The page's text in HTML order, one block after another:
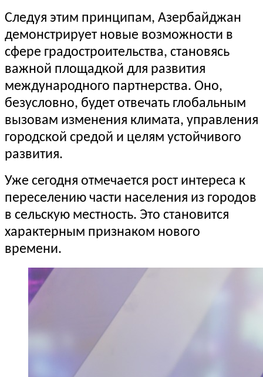
Следуя этим принципам, Азербайджан
демонстрирует новые возможности в
сфере градостроительства, становясь
важной площадкой для развития
международного партнерства. Оно,
безусловно, будет отвечать глобальным
вызовам изменения климата, управления
городской средой и целям устойчивого
развития.
Уже сегодня отмечается рост интереса к
переселению части населения из городов
в сельскую местность. Это становится
характерным признаком нового
времени.